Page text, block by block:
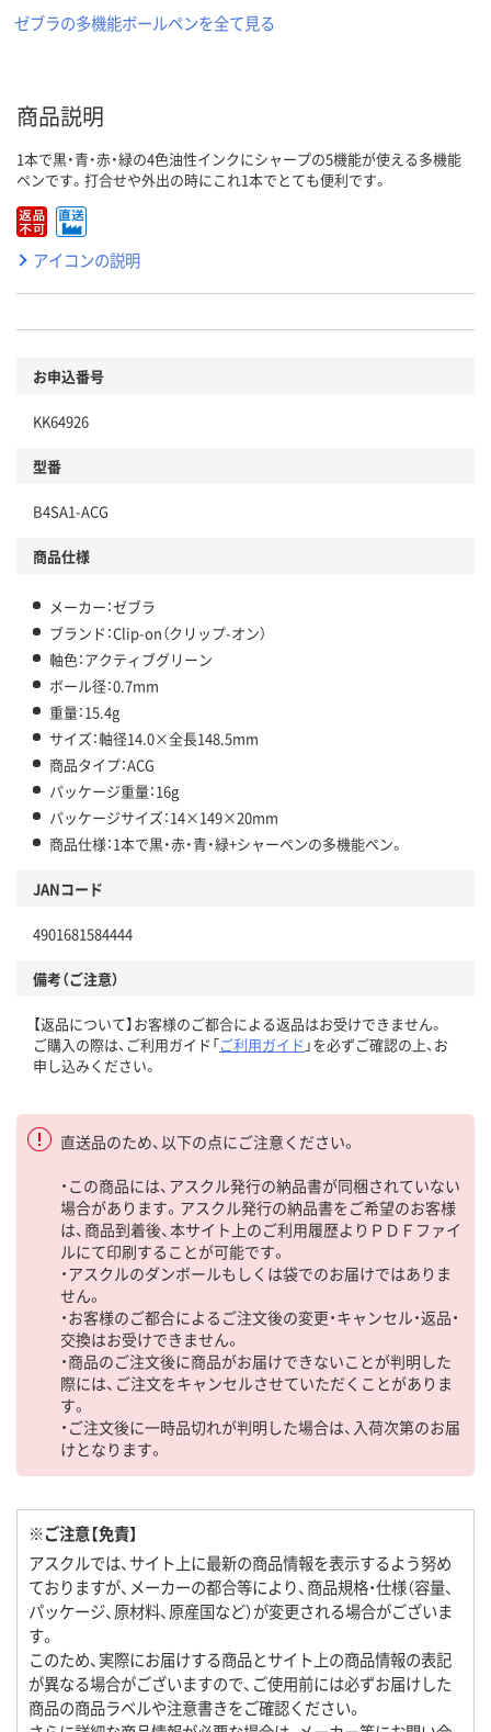
ゼブラの多機能ボールペンを全て見る
商品説明
1本で黒・青・赤・緑の4色油性インクにシャープの5機能が使える多機能
ペンです。打合せや外出の時にこれ1本でとても便利です。
アイコンの説明
お申込番号
KK64926
型番
B4SA1-ACG
商品仕様
メーカー：ゼブラ
ブランド：Clip-on（クリップ-オン）
軸色：アクティブグリーン
ボール径：0.7mm
重量：15.4g
サイズ：軸径14.0×全長148.5mm
商品タイプ：ACG
パッケージ重量：16g
パッケージサイズ：14×149×20mm
商品仕様：1本で黒・赤・青・緑+シャーペンの多機能ペン。
JANコード
4901681584444
備考（ご注意）
【返品について】お客様のご都合による返品はお受けできません。
ご購入の際は、ご利用ガイド「ご利用ガイド 」を必ずご確認の上、お
申し込みください。
直送品のため、以下の点にご注意ください。
・この商品には、アスクル発行の納品書が同梱されていない
場合があります。アスクル発行の納品書をご希望のお客様
は、商品到着後、本サイト上のご利用履歴よりＰＤＦファイ
ルにて印刷することが可能です。
・アスクルのダンボールもしくは袋でのお届けではありま
せん。
・お客様のご都合によるご注文後の変更・キャンセル・返品・
交換はお受けできません。
・商品のご注文後に商品がお届けできないことが判明した
際には、ご注文をキャンセルさせていただくことがありま
す。
・ご注文後に一時品切れが判明した場合は、入荷次第のお届
けとなります。
※ご注意【免責】
アスクルでは、サイト上に最新の商品情報を表示するよう努め
ておりますが、メーカーの都合等により、商品規格・仕様（容量、
パッケージ、原材料、原産国など）が変更される場合がございま
す。
このため、実際にお届けする商品とサイト上の商品情報の表記
が異なる場合がございますので、ご使用前には必ずお届けした
商品の商品ラベルや注意書きをご確認ください。